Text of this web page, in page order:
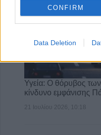
CONFIRM
Data Deletion
Υγεία: Ο θόρυβος
κίνδυνο εμφάνισης
21 Ιουλίου 2026, 10:18